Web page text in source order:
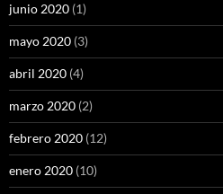
junio 2020 (1)
mayo 2020 (3)
abril 2020 (4)
marzo 2020 (2)
febrero 2020 (12)
enero 2020 (10)